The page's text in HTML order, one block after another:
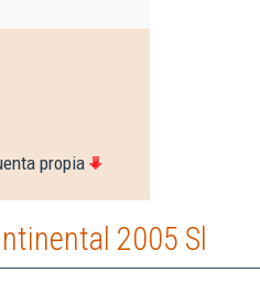
propia
2005 Sl